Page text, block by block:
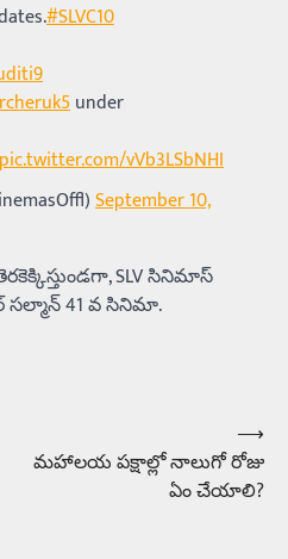
#SLVC10
under
pic.twitter.com/vVb3LSbNHI
September 10,
SLV సినిమాస్
సల్మాన్ 41 వ సినిమా.
మహాలయ పక్షాల్లో నాలుగో రోజు
ఏం చేయాలి?
⟶